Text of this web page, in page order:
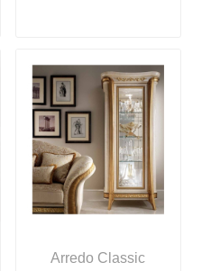
Arredo Classic